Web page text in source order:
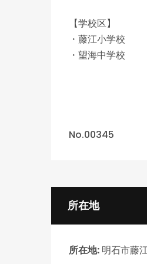
【学校区】
・藤江小学校
・望海中学校
No.00345
所在地
所在地: 明石市藤